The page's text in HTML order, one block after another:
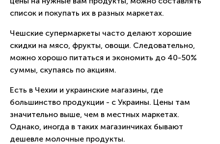
список и покупать их в разных маркетах.
Чешские супермаркеты часто делают хорошие
скидки на мясо, фрукты, овощи. Следовательно,
можно хорошо питаться и экономить до 40-50%
суммы, скупаясь по акциям.
Есть в Чехии и украинские магазины, где
большинство продукции - с Украины. Цены там
значительно выше, чем в местных маркетах.
Однако, иногда в таких магазинчиках бывают
дешевле молочные продукты.